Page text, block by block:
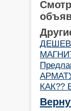
КАК??